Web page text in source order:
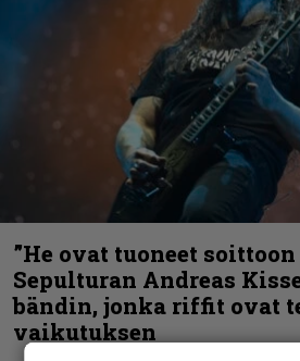
”He ovat tuoneet
Sepulturan Andreas
bändin, jonka riffit ovat
vaikutuksen